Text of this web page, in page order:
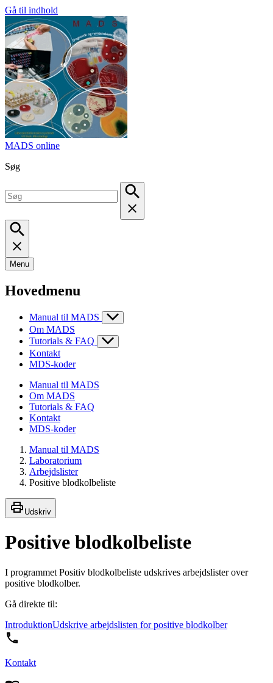
Gå til indhold
MADS online
Søg
Menu
Hovedmenu
Manual til MADS
Om MADS
Tutorials & FAQ
Kontakt
MDS-koder
Manual til MADS
Om MADS
Tutorials & FAQ
Kontakt
MDS-koder
Manual til MADS
Laboratorium
Arbejdslister
Positive blodkolbeliste
Udskriv
Positive blodkolbeliste
I programmet Positiv blodkolbeliste udskrives arbejdslister over
positive blodkolber.
Gå direkte til:
IntroduktionUdskrive arbejdslisten for positive blodkolber
Kontakt